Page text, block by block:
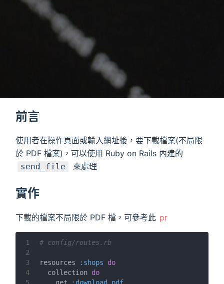
前言
使用者在操作頁面或輸入網址後，要下載檔案(不局限
於 PDF 檔案)，可以使用 Ruby on Rails 內建的
send_file 來處理
實作
下載的檔案不局限於 PDF 檔，可參考此 pr
1
2
3
4
# config/routes.rb
resources :shops
do
  collection
do